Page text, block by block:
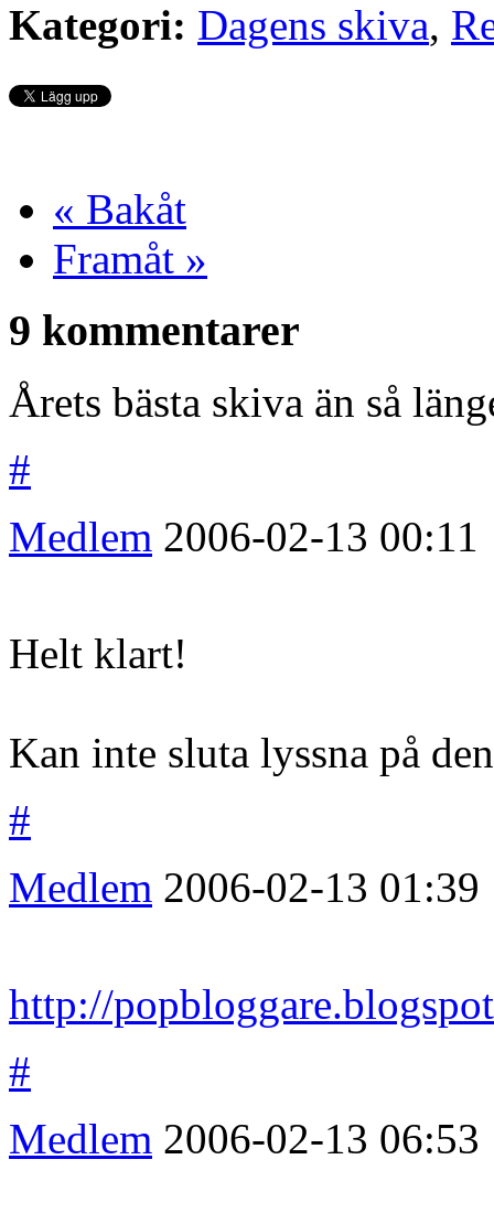
Kategori: Dagens skiva,
« Bakåt
Framåt »
9 kommentarer
Årets bästa skiva än så
#
Medlem 2006-02-13 00:11
Helt klart!
Kan inte sluta lyssna på
#
Medlem 2006-02-13 01:39
http://
#
Medlem 2006-02-13 06:53